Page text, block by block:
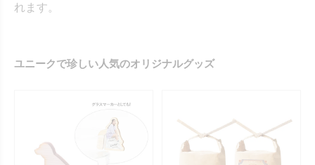
れます。
ユニークで珍しい人気のオリジナルグッズ